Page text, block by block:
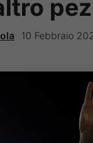
10 Febbraio